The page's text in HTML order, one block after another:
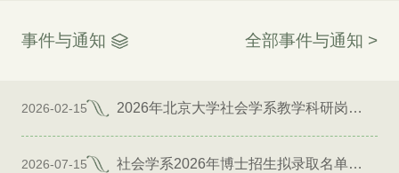
事件与通知 全部事件与通知 >
2026-02-15 2026年北京大学社会学系教学科研岗位招聘启事
2026-07-15 社会学系2026年博士招生拟录取名单公示（专项）